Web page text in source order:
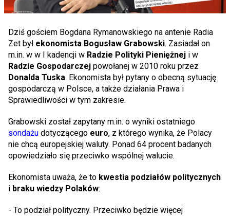
Dziś gościem Bogdana Rymanowskiego na antenie Radia
Zet był ekonomista Bogusław Grabowski. Zasiadał on
m.in. w w I kadencji w Radzie Polityki Pieniężnej i w
Radzie Gospodarczej powołanej w 2010 roku przez
Donalda Tuska. Ekonomista był pytany o obecną sytuację
gospodarczą w Polsce, a także działania Prawa i
Sprawiedliwości w tym zakresie.
Grabowski został zapytany m.in. o wyniki ostatniego
sondażu dotyczącego euro, z którego wynika, że Polacy
nie chcą europejskiej waluty. Ponad 64 procent badanych
opowiedziało się przeciwko wspólnej walucie.
Ekonomista uważa, że to kwestia podziałów politycznych
i braku wiedzy Polaków:
- To podział polityczny. Przeciwko będzie więcej